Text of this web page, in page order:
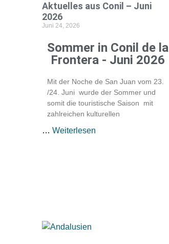
Aktuelles aus Conil – Juni
2026
Juni 24, 2026
Sommer in Conil de la
Frontera - Juni 2026
Mit der Noche de San Juan vom 23.
/24. Juni wurde der Sommer und
somit die touristische Saison mit
zahlreichen kulturellen
… Weiterlesen